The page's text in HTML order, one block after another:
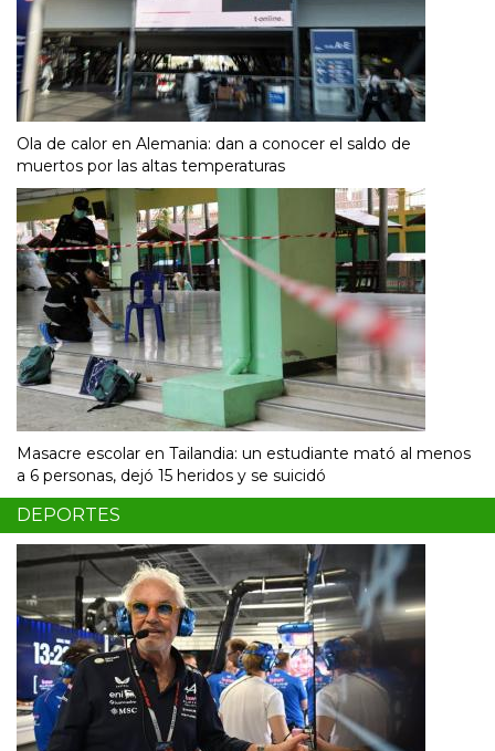
Ola de calor en Alemania: dan a conocer el saldo de
muertos por las altas temperaturas
Masacre escolar en Tailandia: un estudiante mató al menos
a 6 personas, dejó 15 heridos y se suicidó
DEPORTES